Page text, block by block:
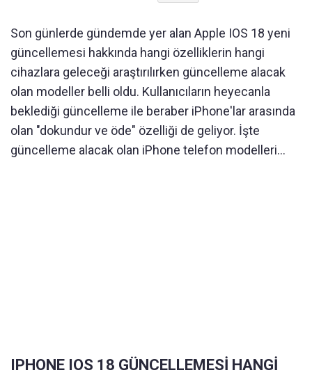
Son günlerde gündemde yer alan Apple IOS 18 yeni
güncellemesi hakkında hangi özelliklerin hangi
cihazlara geleceği araştırılırken güncelleme alacak
olan modeller belli oldu. Kullanıcıların heyecanla
beklediği güncelleme ile beraber iPhone'lar arasında
olan "dokundur ve öde" özelliği de geliyor. İşte
güncelleme alacak olan iPhone telefon modelleri...
IPHONE IOS 18 GÜNCELLEMESİ HANGİ